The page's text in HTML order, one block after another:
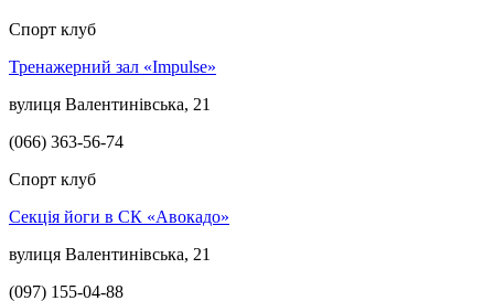
Спорт клуб
Тренажерний зал «Impulse»
вулиця Валентинівська, 21
(066) 363-56-74
Спорт клуб
Секція йоги в СК «Авокадо»
вулиця Валентинівська, 21
(097) 155-04-88